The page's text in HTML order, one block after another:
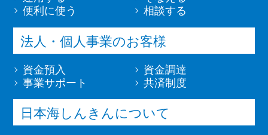
便利に使う
相談する
法人・個人事業のお客様
資金預入
資金調達
事業サポート
共済制度
日本海しんきんについて